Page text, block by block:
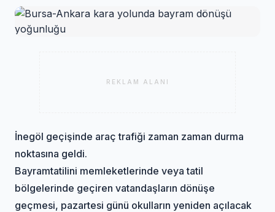
REKLAM ALANI
İnegöl geçişinde araç trafiği zaman zaman durma
noktasına geldi.
Bayramtatilini memleketlerinde veya tatil
bölgelerinde geçiren vatandaşların dönüşe
geçmesi, pazartesi günü okulların yeniden açılacak